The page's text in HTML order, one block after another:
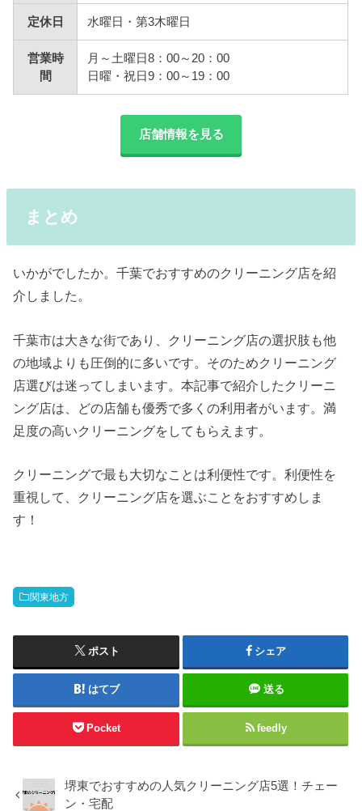
定休日 水曜日・第3木曜日
営業時
間
月～土曜日8：00～20：00
日曜・祝日9：00～19：00
店舗情報を見る
まとめ
いかがでしたか。千葉でおすすめのクリーニング店を紹
介しました。
千葉市は大きな街であり、クリーニング店の選択肢も他
の地域よりも圧倒的に多いです。そのためクリーニング
店選びは迷ってしまいます。本記事で紹介したクリーニ
ング店は、どの店舗も優秀で多くの利用者がいます。満
足度の高いクリーニングをしてもらえます。
クリーニングで最も大切なことは利便性です。利便性を
重視して、クリーニング店を選ぶことをおすすめしま
す！
関東地方
ポスト シェア
はてブ 送る
Pocket feedly
堺東でおすすめの人気クリーニング店5選！チェー
ン・宅配